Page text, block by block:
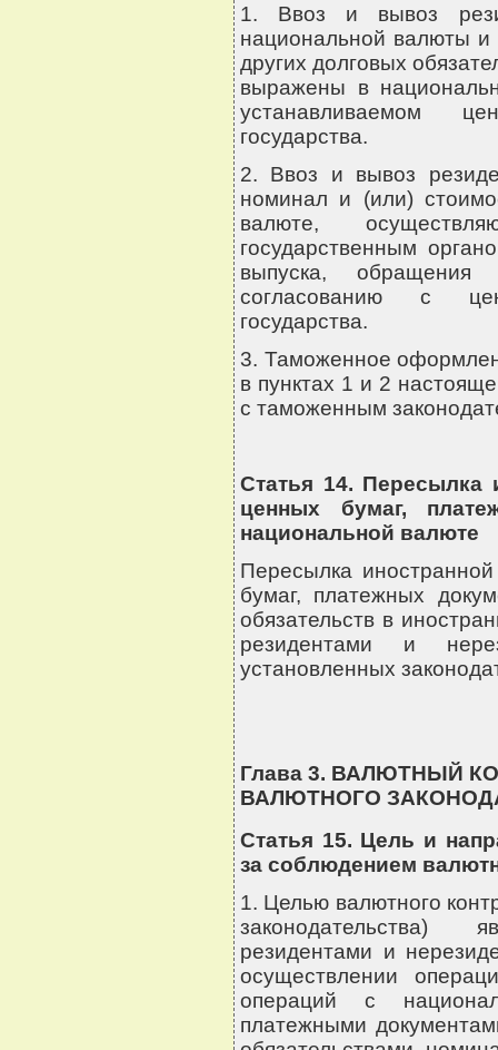
1. Ввоз и вывоз
национальной валюты и
других долговых
выражены в
устанавливаемом
государства.
2. Ввоз и вывоз
номинал и (или)
валюте,
государственным
выпуска,
согласованию с
государства.
3. Таможенное
в пунктах 1 и 2
с таможенным
Статья 14. Пересылка
ценных бумаг,
национальной валюте
Пересылка
бумаг, платежных
обязательств в
резидентами и
установленных
Глава 3. ВАЛЮТНЫЙ
ВАЛЮТНОГО
Статья 15. Цель и
за соблюдением
1. Целью валютного
законодательства)
резидентами и
осуществлении
операций с
платежными